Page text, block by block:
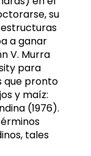
su
a ganar
V. Murra
para
que pronto
y maíz:
(1976).
tales